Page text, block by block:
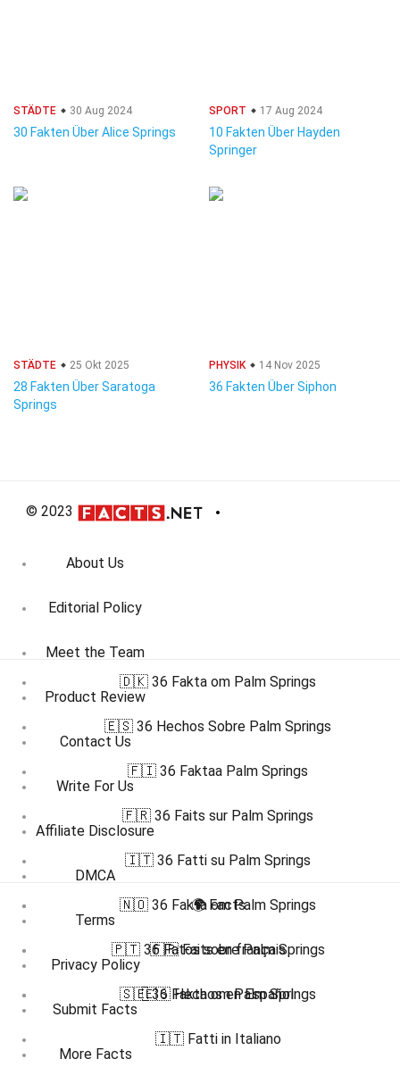
STÄDTE 30 Aug 2024
30 Fakten Über Alice Springs
SPORT 17 Aug 2024
10 Fakten Über Hayden
Springer
STÄDTE 25 Okt 2025
28 Fakten Über Saratoga
Springs
PHYSIK 14 Nov 2025
36 Fakten Über Siphon
© 2023
About Us
Editorial Policy
Meet the Team
Product Review
Contact Us
Write For Us
Affiliate Disclosure
DMCA
Terms
Privacy Policy
Submit Facts
More Facts
🇩🇰 36 Fakta om Palm Springs
🇪🇸 36 Hechos Sobre Palm Springs
🇫🇮 36 Faktaa Palm Springs
🇫🇷 36 Faits sur Palm Springs
🇮🇹 36 Fatti su Palm Springs
🇳🇴 36 Fakta om Palm Springs
🇵🇹 36 Fatos sobre Palm Springs
🇸🇪 36 Fakta om Palm Springs
🌍 Facts
🇫🇷 Faits en français
🇪🇸 Hechos en Español
🇮🇹 Fatti in Italiano